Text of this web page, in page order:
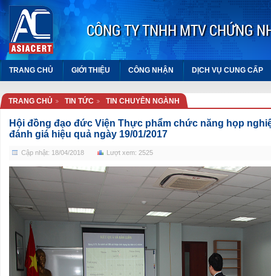
CÔNG TY TNHH MTV CHỨNG
TRANG CHỦ GIỚI THIỆU CÔNG NHẬN DỊCH VỤ CUNG CẤP
TRANG CHỦ TIN TỨC TIN CHUYÊN NGÀNH
Hội đồng đạo đức Viện Thực phẩm chức năng họp
đánh giá hiệu quả ngày 19/01/2017
Cập nhật: 18/04/2018 Lượt xem: 2525
Tạp